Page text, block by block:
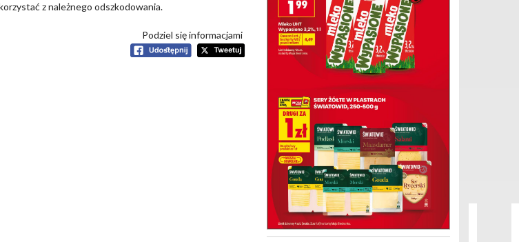
z należnego odszkodowania.
Podziel się informacjami